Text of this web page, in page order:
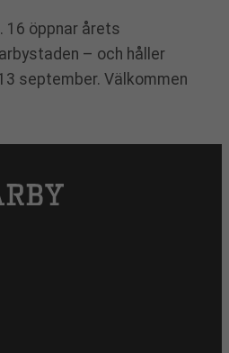
16 öppnar årets
– och håller
september. Välkommen